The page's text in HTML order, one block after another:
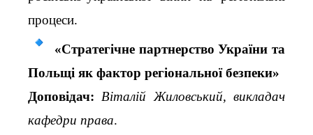
процеси.
«Стратегічне партнерство України та
Польщі як фактор регіональної безпеки»
Доповідач: Віталій Жиловський, викладач
кафедри права.